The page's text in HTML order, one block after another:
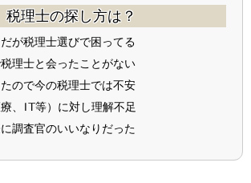
税理士の探し方は？
が税理士選びで困ってる
理士と会ったことがない
ので今の税理士では不安
、IT等）に対し理解不足
調査官のいいなりだった